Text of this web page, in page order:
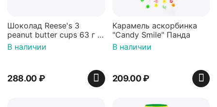
Шоколад Reese's 3
peanut butter cups 63 г с
арахисовой пастой
В наличии
288.00₽
Карамель аскорбинка
"Candy Smile" Панда
В наличии
209.00₽